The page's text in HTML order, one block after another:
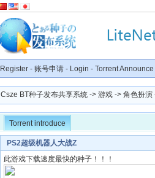
Register - 账号申请 - Login - Torrent Announce
Csze BT种子发布共享系统 -> 游戏 -> 角色扮演
Torrent introduce
PS2超级机器人大战Z
此游戏下载速度最快的种子！！！